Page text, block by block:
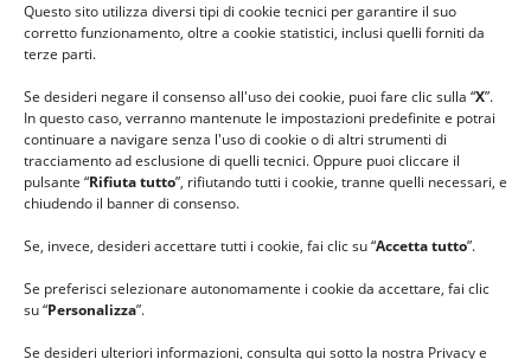
Questo sito utilizza diversi tipi di cookie tecnici per garantire il suo
corretto funzionamento, oltre a cookie statistici, inclusi quelli forniti da
terze parti.
Se desideri negare il consenso all'uso dei cookie, puoi fare clic sulla “X”.
In questo caso, verranno mantenute le impostazioni predefinite e potrai
continuare a navigare senza l'uso di cookie o di altri strumenti di
tracciamento ad esclusione di quelli tecnici. Oppure puoi cliccare il
pulsante “Rifiuta tutto”, rifiutando tutti i cookie, tranne quelli necessari, e
chiudendo il banner di consenso.
Se, invece, desideri accettare tutti i cookie, fai clic su “Accetta tutto”.
Se preferisci selezionare autonomamente i cookie da accettare, fai clic
su “Personalizza”.
Se desideri ulteriori informazioni, consulta qui sotto la nostra Privacy e
#lanaterapia
#ilcaloredellempatia